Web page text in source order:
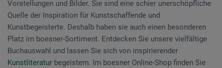
Vorstellungen und Bilder. Sie sind eine schier unerschöpfliche
Quelle der Inspiration für Kunstschaffende und
Kunstbegeisterte. Deshalb haben sie auch einen besonderen
Platz im boesner-Sortiment. Entdecken Sie unsere vielfältige
Buchauswahl und lassen Sie sich von inspirierender
Kunstliteratur begeistern. Im boesner Online-Shop finden Sie